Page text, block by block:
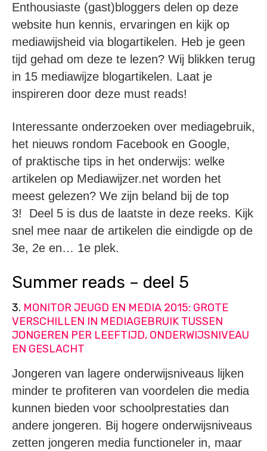
Enthousiaste (gast)bloggers delen op deze
website hun kennis, ervaringen en kijk op
mediawijsheid via blogartikelen. Heb je geen
tijd gehad om deze te lezen? Wij blikken terug
in 15 mediawijze blogartikelen. Laat je
inspireren door deze must reads!
Interessante onderzoeken over mediagebruik,
het nieuws rondom Facebook en Google,
of praktische tips in het onderwijs: welke
artikelen op Mediawijzer.net worden het
meest gelezen? We zijn beland bij de top
3! Deel 5 is dus de laatste in deze reeks. Kijk
snel mee naar de artikelen die eindigde op de
3e, 2e en… 1e plek.
Summer reads – deel 5
3. MONITOR JEUGD EN MEDIA 2015: GROTE
VERSCHILLEN IN MEDIAGEBRUIK TUSSEN
JONGEREN PER LEEFTIJD, ONDERWIJSNIVEAU
EN GESLACHT
Jongeren van lagere onderwijsniveaus lijken
minder te profiteren van voordelen die media
kunnen bieden voor schoolprestaties dan
andere jongeren. Bij hogere onderwijsniveaus
zetten jongeren media functioneler in, maar